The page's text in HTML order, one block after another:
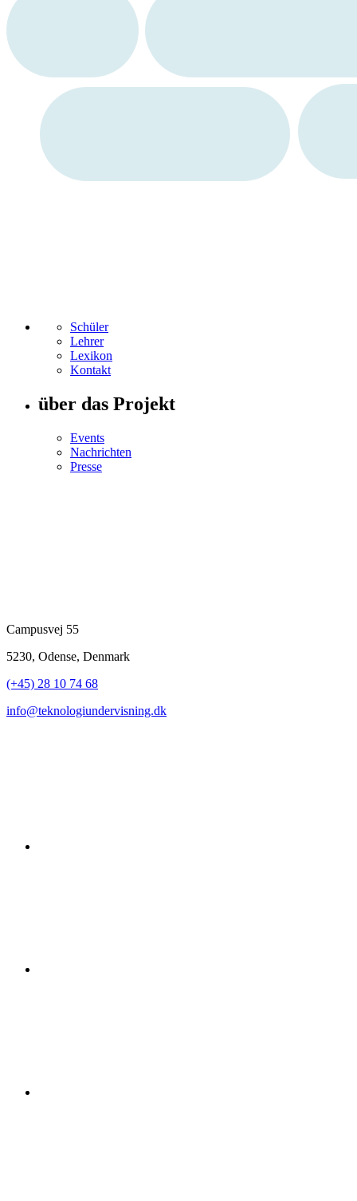
Schüler
Lehrer
Lexikon
Kontakt
über das Projekt
Events
Nachrichten
Presse
Campusvej 55
5230, Odense, Denmark
(+45) 28 10 74 68
info@teknologiundervisning.dk